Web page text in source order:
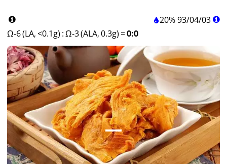
20%93/04/03
Ω-6 (LA, <0.1g) :Ω-3 (ALA, 0.3g) =0:0